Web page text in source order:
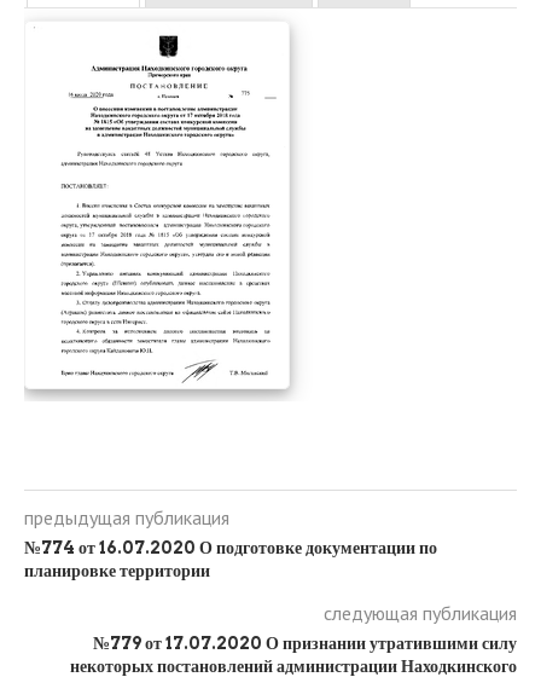
предыдущая публикация
№774 от 16.07.2020 О подготовке документации по
планировке территории
следующая публикация
№779 от 17.07.2020 О признании утратившими силу
некоторых постановлений администрации Находкинского